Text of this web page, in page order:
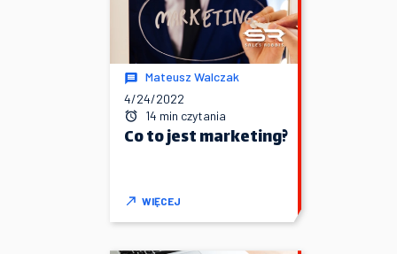
Mateusz Walczak
4/24/2022
14 min czytania
Co to jest marketing?
WIĘCEJ